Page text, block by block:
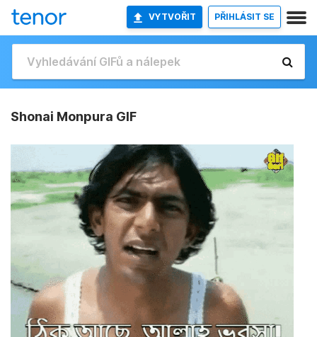
VYTVOŘIT PŘIHLÁSIT SE
Shonai Monpura GIF